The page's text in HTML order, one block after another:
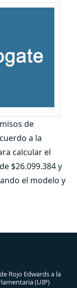
de
a la
calcular el
$26.099.384 y
el modelo y
Rojo Edwards a la
(UIP)